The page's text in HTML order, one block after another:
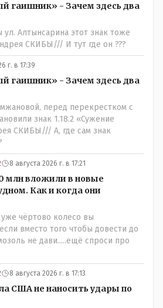
гаишник» - Зачем здесь два
Алтынсарина этот знак тоже
СКИБЫ/// И тут где он ???
г. в 17:39
гаишник» - Зачем здесь два
перед перекрестком с
знак 1.18.2 «Сужение
СКИБЫ/// А, где сам знак
8 августа 2026 г. в 17:21
млн вложили в новые
Как и когда они
чёртово колесо вы
вместо того чтобы довести до
не дави.....ещё спроси про
8 августа 2026 г. в 17:13
США не наносить удары по